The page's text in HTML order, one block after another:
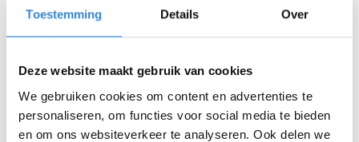
Toestemming Details Over
Deze website maakt gebruik van cookies
We gebruiken cookies om content en advertenties te
personaliseren, om functies voor social media te bieden
en om ons websiteverkeer te analyseren. Ook delen we
Deelnemers
23 van 40
Aanmelden is niet meer mogelijk.